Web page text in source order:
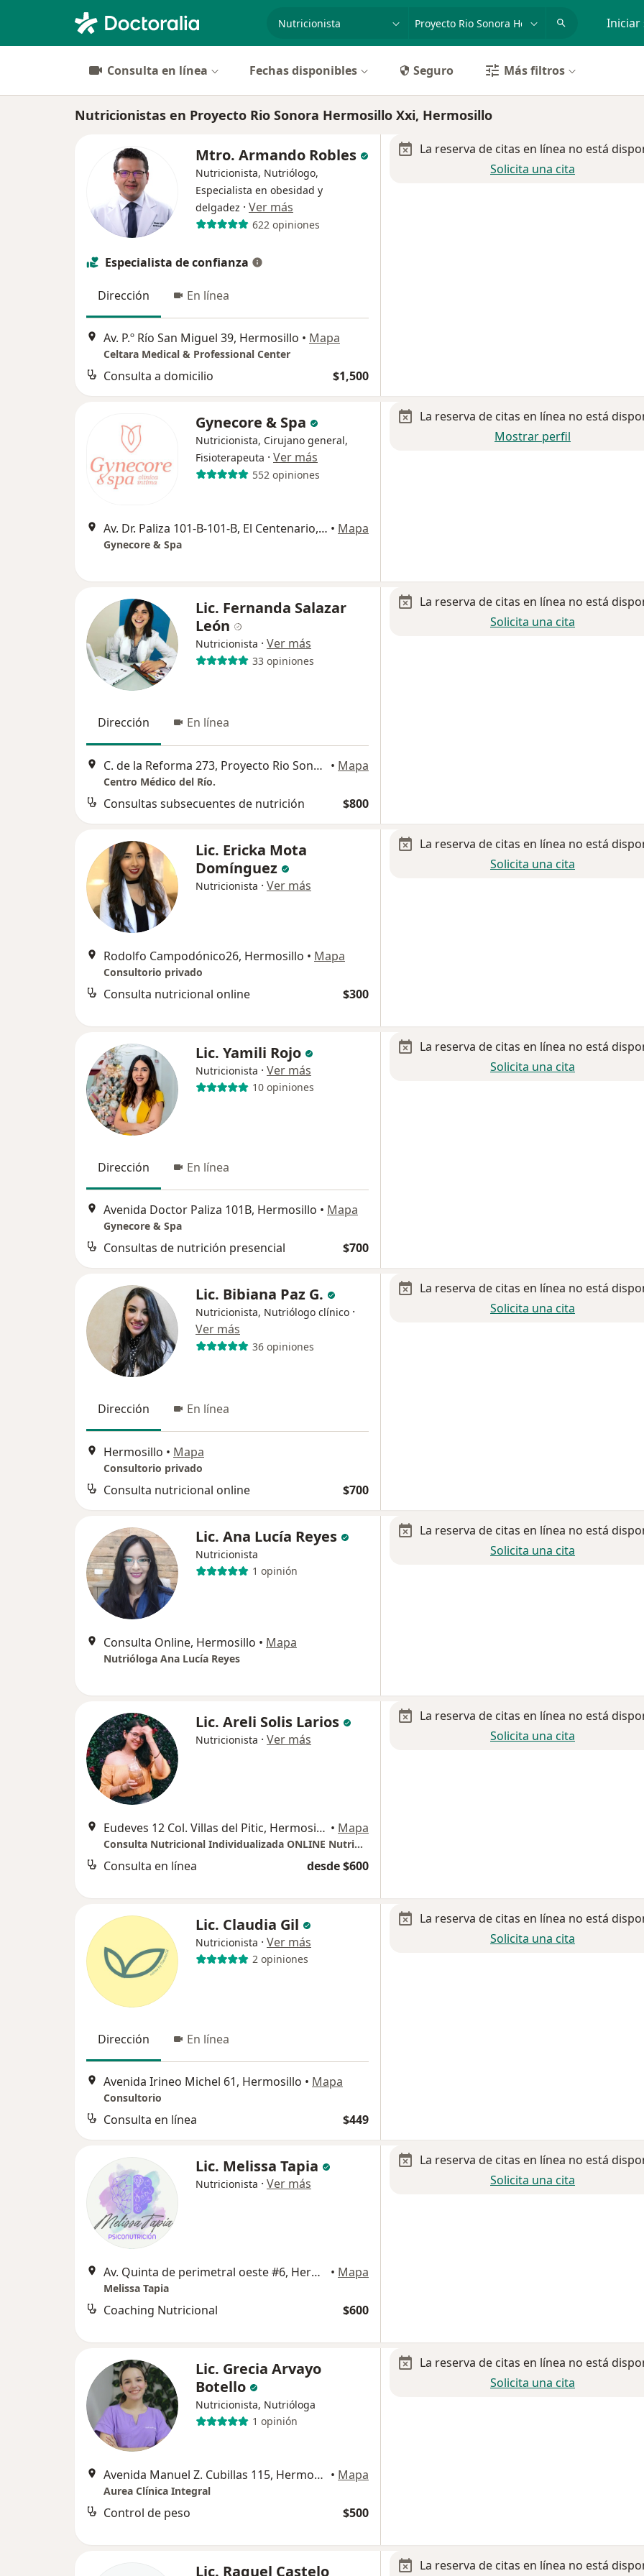
Iniciar
Consulta en línea Fechas disponibles Seguro Más filtros
Nutricionistas en Proyecto Rio Sonora Hermosillo Xxi, Hermosillo
Mtro. Armando Robles
Nutricionista, Nutriólogo,
Especialista en obesidad y
delgadez · Ver más
622 opiniones
Especialista de confianza
Dirección En línea
Av. P.º Río San Miguel 39, Hermosillo • Mapa
Celtara Medical & Professional Center
Consulta a domicilio $1,500
La reserva de citas en línea no está
Solicita una cita
Gynecore & Spa
Nutricionista, Cirujano general,
Fisioterapeuta · Ver más
552 opiniones
Av. Dr. Paliza 101-B-101-B, El Centenario, Hermosillo • Mapa
Gynecore & Spa
La reserva de citas en línea no está
Mostrar perfil
Lic. Fernanda Salazar
León
Nutricionista · Ver más
33 opiniones
Dirección En línea
C. de la Reforma 273, Proyecto Rio Sonora Hermosillo XXI,, Hermosillo • Mapa
Centro Médico del Río.
Consultas subsecuentes de nutrición $800
La reserva de citas en línea no está
Solicita una cita
Lic. Ericka Mota
Domínguez
Nutricionista · Ver más
Rodolfo Campodónico26, Hermosillo • Mapa
Consultorio privado
Consulta nutricional online $300
La reserva de citas en línea no está
Solicita una cita
Lic. Yamili Rojo
Nutricionista · Ver más
10 opiniones
Dirección En línea
Avenida Doctor Paliza 101B, Hermosillo • Mapa
Gynecore & Spa
Consultas de nutrición presencial $700
La reserva de citas en línea no está
Solicita una cita
Lic. Bibiana Paz G.
Nutricionista, Nutriólogo clínico ·
Ver más
36 opiniones
Dirección En línea
Hermosillo • Mapa
Consultorio privado
Consulta nutricional online $700
La reserva de citas en línea no está
Solicita una cita
Lic. Ana Lucía Reyes
Nutricionista
1 opinión
Consulta Online, Hermosillo • Mapa
Nutrióloga Ana Lucía Reyes
La reserva de citas en línea no está
Solicita una cita
Lic. Areli Solis Larios
Nutricionista · Ver más
Eudeves 12 Col. Villas del Pitic, Hermosillo • Mapa
Consulta Nutricional Individualizada ONLINE Nutrióloga Areli Solís, Hermosillo
Consulta en línea desde $600
La reserva de citas en línea no está
Solicita una cita
Lic. Claudia Gil
Nutricionista · Ver más
2 opiniones
Dirección En línea
Avenida Irineo Michel 61, Hermosillo • Mapa
Consultorio
Consulta en línea $449
La reserva de citas en línea no está
Solicita una cita
Lic. Melissa Tapia
Nutricionista · Ver más
Av. Quinta de perimetral oeste #6, Hermosillo • Mapa
Melissa Tapia
Coaching Nutricional $600
La reserva de citas en línea no está
Solicita una cita
Lic. Grecia Arvayo
Botello
Nutricionista, Nutrióloga
1 opinión
Avenida Manuel Z. Cubillas 115, Hermosillo • Mapa
Aurea Clínica Integral
Control de peso $500
La reserva de citas en línea no está
Solicita una cita
Lic. Raquel Castelo La reserva de citas en línea no está